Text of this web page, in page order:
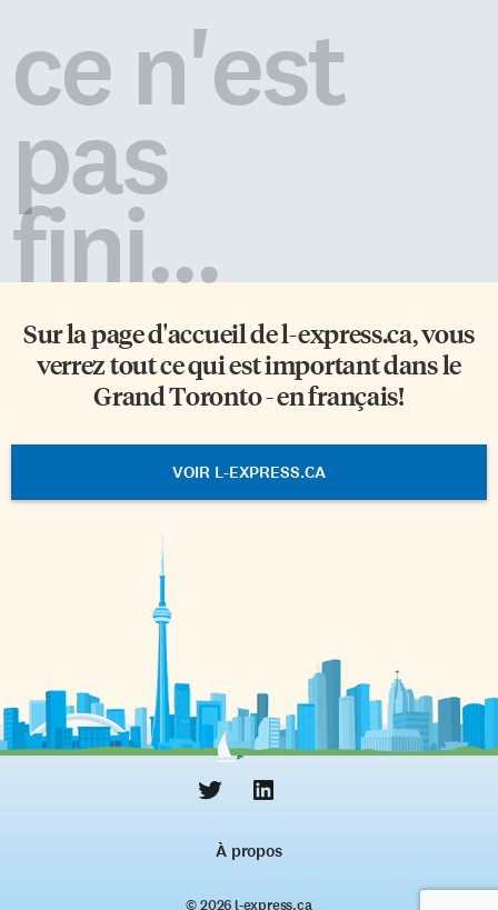
ce n'est
pas
fini...
Sur la page d'accueil del-express.ca, vous
verrez tout ce qui est important dans le
Grand Toronto - en français!
VOIR L-EXPRESS.CA
À propos
© 2026 l‑express.ca